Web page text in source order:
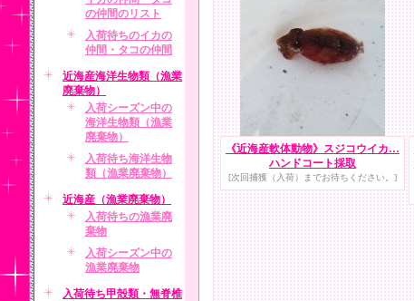
の仲間のリスト
入荷待ちのイカの
仲間・タコの仲間
近海産海洋生物類（漁業
廃棄物）
入荷シーズン中の
海洋生物類（漁業
廃棄物）
入荷待ち海洋生物
類（漁業廃棄物）
近海産（漁業廃棄物）
入荷待ちの漁業廃
棄物
入荷シーズン中の
漁業廃棄物
入荷待ち甲殻類・無脊椎
《近海産軟体動物》スジコウイカ…
ハンドコート採取
[次回捕獲（入荷）までお待ちください。]